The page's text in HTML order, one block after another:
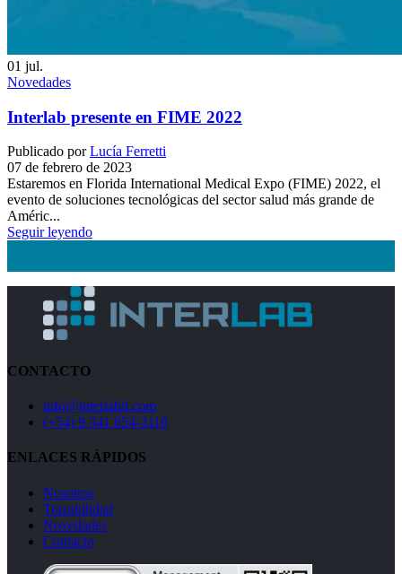
01 jul.
Novedades
Interlab presente en FIME 2022
Publicado por Lucía Ferretti
07 de febrero de 2023
Estaremos en Florida International Medical Expo (FIME) 2022, el
evento de soluciones tecnológicas del sector salud más grande de
Améric...
Seguir leyendo
CONTACTO
info@interlabd.com
(+54) 9 341 654-3116
ENLACES RÁPIDOS
Nosotros
Trazabilidad
Novedades
Contacto